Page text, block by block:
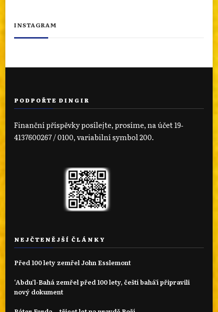
INSTAGRAM
PODPOŘTE DINGIR
Finanční příspěvky posílejte, prosíme, na účet 19‐
4137600267 / 0100, variabilní symbol 200.
NEJČTENĚJŠÍ ČLÁNKY
Před 100 lety zemřel John Esslemont
‘Abdu’l-Bahá zemřel před 100 lety, čeští bahá'í připravili
nový dokument